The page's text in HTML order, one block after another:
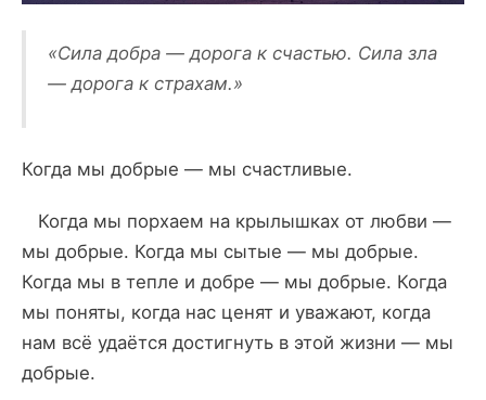
«Сила добра — дорога к счастью. Сила зла
— дорога к страхам.»
Когда мы добрые — мы счастливые.
Когда мы порхаем на крылышках от любви —
мы добрые. Когда мы сытые — мы добрые.
Когда мы в тепле и добре — мы добрые. Когда
мы поняты, когда нас ценят и уважают, когда
нам всё удаётся достигнуть в этой жизни — мы
добрые.